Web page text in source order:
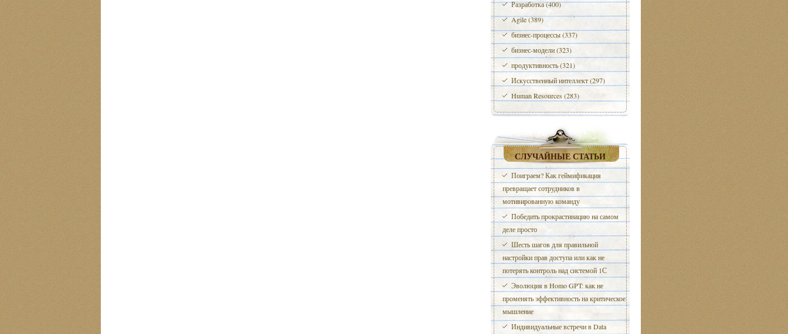
Разработка (400)
Agile (389)
бизнес-процессы (337)
бизнес-модели (323)
продуктивность (321)
Искусственный интеллект (297)
Human Resources (283)
СЛУЧАЙНЫЕ СТАТЬИ
Поиграем? Как геймификация
превращает сотрудников в
мотивированную команду
Победить прокрастинацию на самом
деле просто
Шесть шагов для правильной
настройки прав доступа или как не
потерять контроль над системой 1С
Эволюция в Homo GPT: как не
променять эффективность на критическое
мышление
Индивидуальные встречи в Data